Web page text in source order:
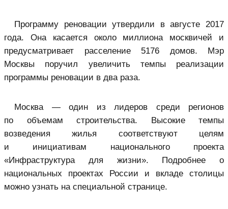
Программу реновации утвердили в августе 2017
года. Она касается около миллиона москвичей и
предусматривает расселение 5176 домов. Мэр
Москвы поручил увеличить темпы реализации
программы реновации в два раза.
Москва — один из лидеров среди регионов
по объемам строительства. Высокие темпы
возведения жилья соответствуют целям
и инициативам национального проекта
«Инфраструктура для жизни». Подробнее о
национальных проектах России и вкладе столицы
можно узнать на специальной странице.